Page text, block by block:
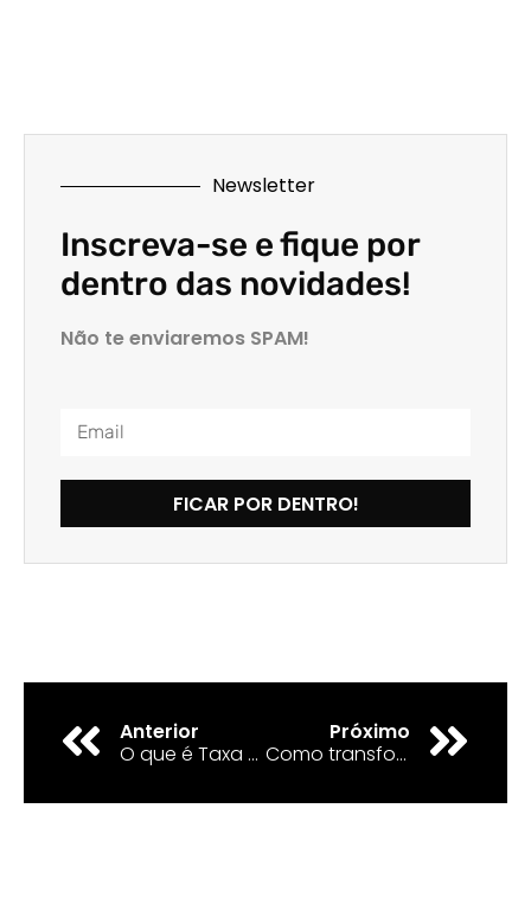
Newsletter
Inscreva-se e fique por
dentro das novidades!
Não te enviaremos SPAM!
FICAR POR DENTRO!
Anterior
O que é Taxa de Rejeição (Bounce Rate) e por que isso é importante para o site sua empresa
Próximo
Como transformar dados em informações valiosas para seu negócio